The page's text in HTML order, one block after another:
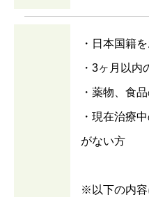
・日本国籍
・3ヶ月以内
・薬物、食
・現在治療
がない方
※以下の内容